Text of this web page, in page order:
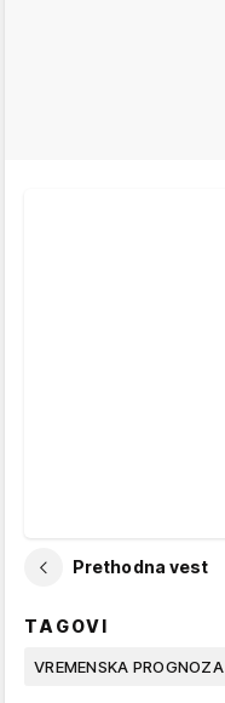
Prethodna vest
TAGOVI
VREMENSKA PROGNOZA